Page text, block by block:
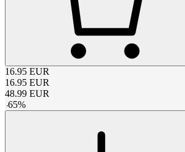
16.95 EUR
16.95 EUR
48.99 EUR
-65%